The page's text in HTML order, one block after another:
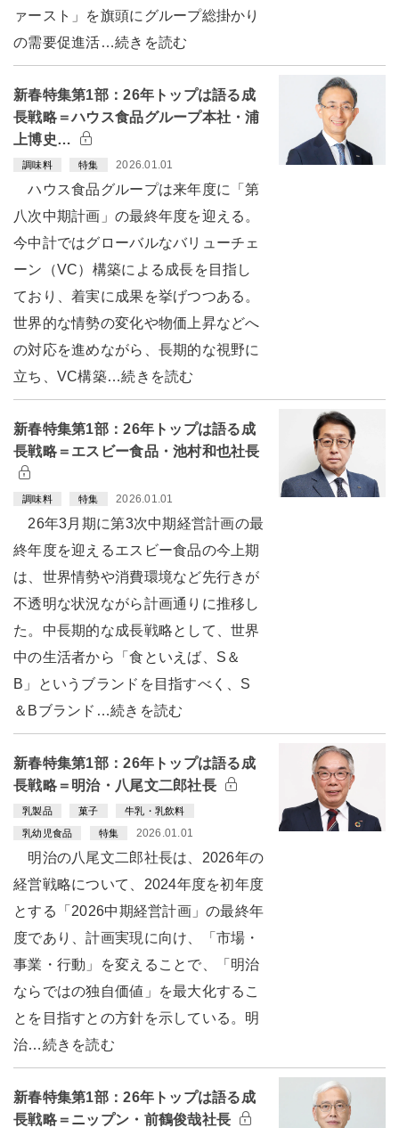
ァースト」を旗頭にグループ総掛かり
の需要促進活…続きを読む
新春特集第1部：26年トップは語る成
長戦略＝ハウス食品グループ本社・浦
上博史…
調味料 特集 2026.01.01
ハウス食品グループは来年度に「第
八次中期計画」の最終年度を迎える。
今中計ではグローバルなバリューチェ
ーン（VC）構築による成長を目指し
ており、着実に成果を挙げつつある。
世界的な情勢の変化や物価上昇などへ
の対応を進めながら、長期的な視野に
立ち、VC構築…続きを読む
新春特集第1部：26年トップは語る成
長戦略＝エスビー食品・池村和也社長
調味料 特集 2026.01.01
26年3月期に第3次中期経営計画の最
終年度を迎えるエスビー食品の今上期
は、世界情勢や消費環境など先行きが
不透明な状況ながら計画通りに推移し
た。中長期的な成長戦略として、世界
中の生活者から「食といえば、S＆
B」というブランドを目指すべく、S
＆Bブランド…続きを読む
新春特集第1部：26年トップは語る成
長戦略＝明治・八尾文二郎社長
乳製品 菓子 牛乳・乳飲料
乳幼児食品 特集 2026.01.01
明治の八尾文二郎社長は、2026年の
経営戦略について、2024年度を初年度
とする「2026中期経営計画」の最終年
度であり、計画実現に向け、「市場・
事業・行動」を変えることで、「明治
ならではの独自価値」を最大化するこ
とを目指すとの方針を示している。明
治…続きを読む
新春特集第1部：26年トップは語る成
長戦略＝ニップン・前鶴俊哉社長